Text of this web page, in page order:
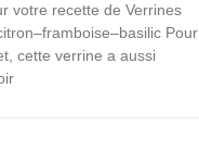
votre recette de Verrines
Pour
cette verrine a aussi